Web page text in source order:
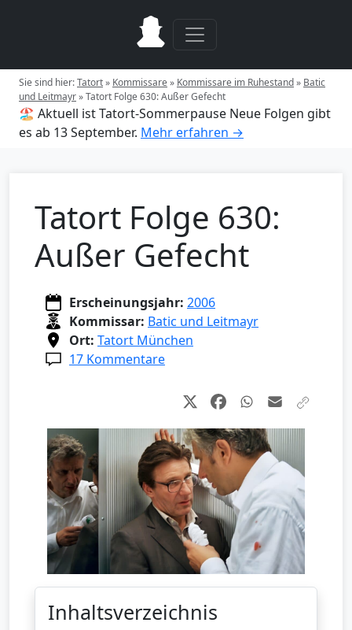
Sie sind hier:Tatort» Kommissare» Kommissare im Ruhestand» Batic
und Leitmayr»Tatort Folge 630: Außer Gefecht
🏖️ Aktuell ist Tatort-Sommerpause Neue Folgen gibt
es ab 13 September. Mehr erfahren →
Tatort Folge 630:
Außer Gefecht
Erscheinungsjahr: 2006
Kommissar: Batic und Leitmayr
Ort: Tatort München
17 Kommentare
Inhaltsverzeichnis